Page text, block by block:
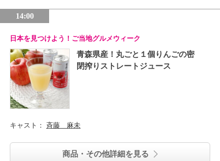
14:00
日本を見つけよう！ご当地グルメウィーク
青森県産！丸ごと１個りんごの密
閉搾りストレートジュース
キャスト： 斉藤 麻未
商品・その他詳細を見る